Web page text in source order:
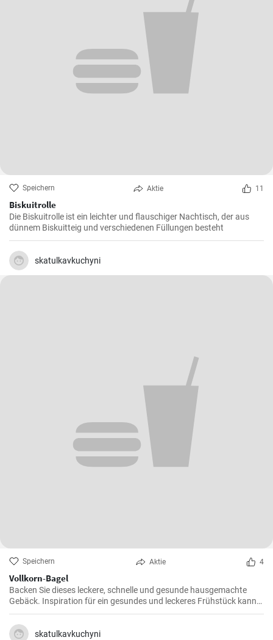
Speichern Aktie 11
Biskuitrolle
Die Biskuitrolle ist ein leichter und flauschiger Nachtisch, der aus
dünnem Biskuitteig und verschiedenen Füllungen besteht
skatulkavkuchyni
Speichern Aktie 4
Vollkorn-Bagel
Backen Sie dieses leckere, schnelle und gesunde hausgemachte
Gebäck. Inspiration für ein gesundes und leckeres Frühstück kann
man nie genug haben.
skatulkavkuchyni